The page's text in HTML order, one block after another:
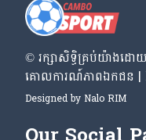
© រក្សា​សិទ្ធិ​គ្រប់​យ៉ាង​ដ
គោលការណ៍​ភាព​ឯកជន
Designed by Nalo RIM